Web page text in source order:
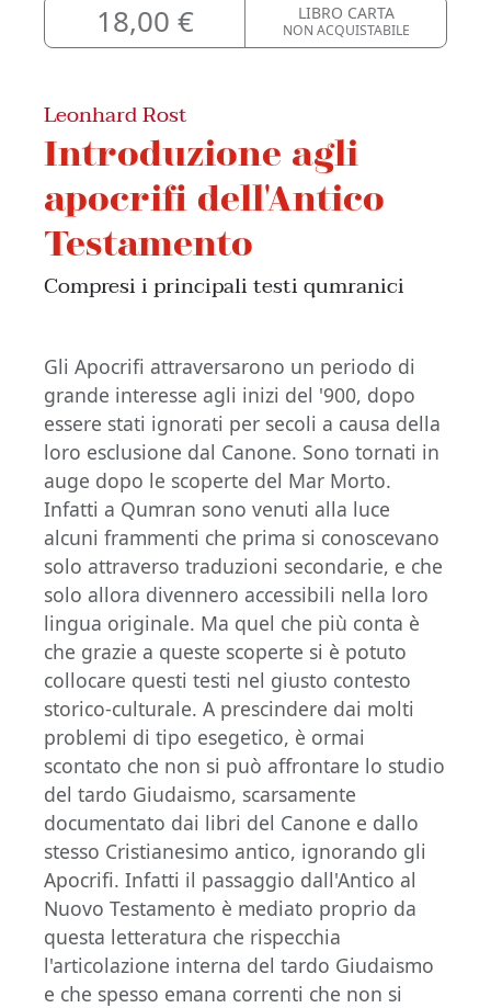
18,00 € LIBRO CARTA
NON ACQUISTABILE
Leonhard Rost
Introduzione agli
apocrifi dell'Antico
Testamento
Compresi i principali testi qumranici
Gli Apocrifi attraversarono un periodo di
grande interesse agli inizi del '900, dopo
essere stati ignorati per secoli a causa della
loro esclusione dal Canone. Sono tornati in
auge dopo le scoperte del Mar Morto.
Infatti a Qumran sono venuti alla luce
alcuni frammenti che prima si conoscevano
solo attraverso traduzioni secondarie, e che
solo allora divennero accessibili nella loro
lingua originale. Ma quel che più conta è
che grazie a queste scoperte si è potuto
collocare questi testi nel giusto contesto
storico-culturale. A prescindere dai molti
problemi di tipo esegetico, è ormai
scontato che non si può affrontare lo studio
del tardo Giudaismo, scarsamente
documentato dai libri del Canone e dallo
stesso Cristianesimo antico, ignorando gli
Apocrifi. Infatti il passaggio dall'Antico al
Nuovo Testamento è mediato proprio da
questa letteratura che rispecchia
l'articolazione interna del tardo Giudaismo
e che spesso emana correnti che non si